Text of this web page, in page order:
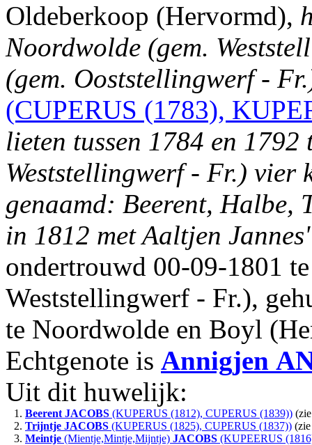
Oldeberkoop (Hervormd),
Noordwolde (gem.
(gem. Ooststellingwerf -
(CUPERUS (1783),
lieten tussen 1784 en
Weststellingwerf - Fr.) vier
genaamd: Beerent, Halbe,
in 1812 met Aaltjen
ondertrouwd 00-09-1801
Weststellingwerf - Fr.),
te Noordwolde en Boyl
Echtgenote is Annigjen
Uit dit huwelijk:
1. Beerent JACOBS (KUPERUS (1812), CUPERUS (1839))
2. Trijntje JACOBS (KUPERUS (1825), CUPERUS (1837))
3. Meintje (Mientje,Mintje,Mijntje) JACOBS (KUPEERUS